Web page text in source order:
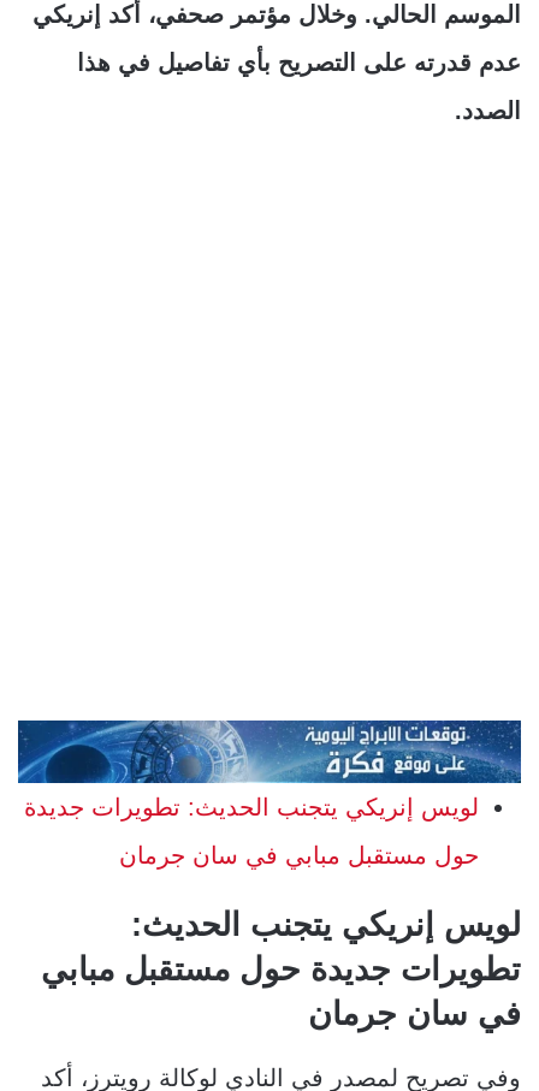
الموسم الحالي. وخلال مؤتمر صحفي، أكد إنريكي
عدم قدرته على التصريح بأي تفاصيل في هذا
الصدد.
لويس إنريكي يتجنب الحديث: تطويرات جديدة
حول مستقبل مبابي في سان جرمان
لويس إنريكي يتجنب الحديث:
تطويرات جديدة حول مستقبل مبابي
في سان جرمان
وفي تصريح لمصدر في النادي لوكالة رويترز، أكد